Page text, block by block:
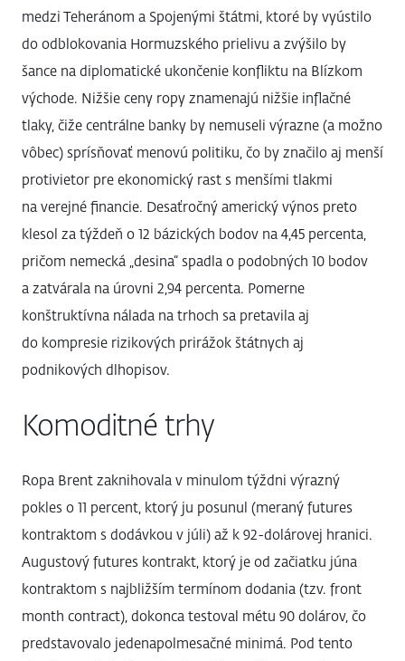
medzi Teheránom a Spojenými štátmi, ktoré by vyústilo
do odblokovania Hormuzského prielivu a zvýšilo by
šance na diplomatické ukončenie konfliktu na Blízkom
východe. Nižšie ceny ropy znamenajú nižšie inflačné
tlaky, čiže centrálne banky by nemuseli výrazne (a možno
vôbec) sprísňovať menovú politiku, čo by značilo aj menší
protivietor pre ekonomický rast s menšími tlakmi
na verejné financie. Desaťročný americký výnos preto
klesol za týždeň o 12 bázických bodov na 4,45 percenta,
pričom nemecká „desina“ spadla o podobných 10 bodov
a zatvárala na úrovni 2,94 percenta. Pomerne
konštruktívna nálada na trhoch sa pretavila aj
do kompresie rizikových prirážok štátnych aj
podnikových dlhopisov.
Komoditné trhy
Ropa Brent zaknihovala v minulom týždni výrazný
pokles o 11 percent, ktorý ju posunul (meraný futures
kontraktom s dodávkou v júli) až k 92-dolárovej hranici.
Augustový futures kontrakt, ktorý je od začiatku júna
kontraktom s najbližším termínom dodania (tzv. front
month contract), dokonca testoval métu 90 dolárov, čo
predstavovalo jedenapolmesačné minimá. Pod tento